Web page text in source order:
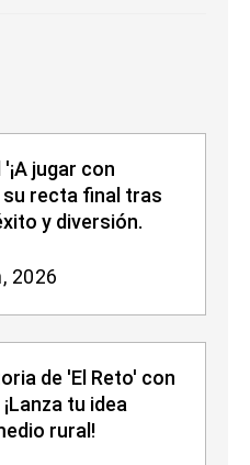
jugar con
su recta final tras
y diversión.
2026
de 'El Reto' con
tu idea
rural!